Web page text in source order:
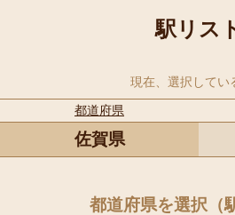
駅リス
現在、選択してい
都道府県
佐賀県
都道府県を選択（